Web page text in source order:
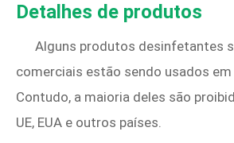
Detalhes de produtos
Alguns produtos desinfetantes
comerciais estão sendo usados ​​em
Contudo, a maioria deles são
UE, EUA e outros países.